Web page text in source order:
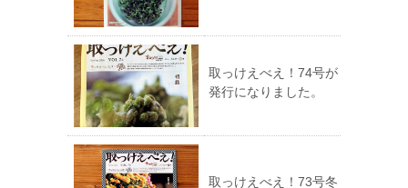
取っけえべえ！74号が
発行になりました。
取っけえべえ！73号冬